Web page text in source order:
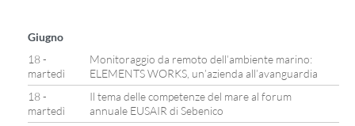
Giugno
18 -
martedì
Monitoraggio da remoto dell’ambiente marino:
ELEMENTS WORKS, un’azienda all’avanguardia
18 -
martedì
Il tema delle competenze del mare al forum
annuale EUSAIR di Sebenico